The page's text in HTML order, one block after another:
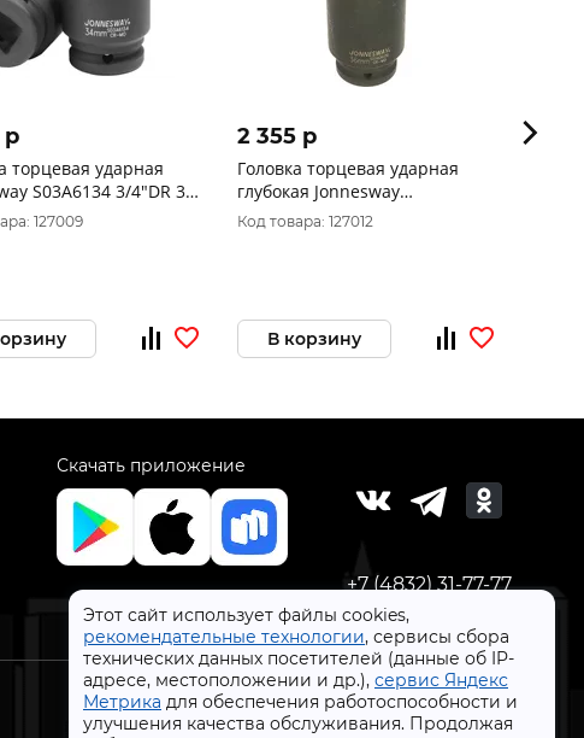
Этот сайт использует файлы cookies,
рекомендательные технологии, сервисы сбора
технических данных посетителей (данные об IP-
адресе, местоположении и др.), сервис Яндекс
Метрика для обеспечения работоспособности и
улучшения качества обслуживания. Продолжая
p
торцевая ударная
S03A6134 3/4"DR 34
127009
2 355 p
Головка торцевая ударная
глубокая Jonnesway
S03AD6136 3/4"DR 36 мм
Код товара: 127012
В корзину
2
Скачать приложение
+7 (4832) 31-77-77